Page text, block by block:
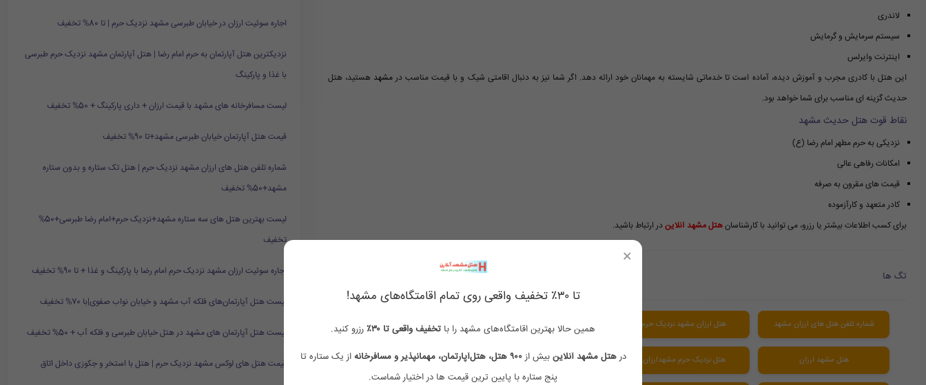
لاندری
سیستم سرمایش و گرمایش
اینترنت وایرلس
این هتل با کادری مجرب و آموزش دیده، آماده است تا خدماتی شایسته به مهمانان خود ارائه دهد. اگر شما نیز به دنبال اقامتی شیک و با قیمت مناسب درمشهد هستید، هتل
حدیث گزینه ای مناسب برای شما خواهد بود.
نقاط قوت هتل حدیث مشهد
نزدیکی به حرم مطهر امام رضا (ع)
امکانات رفاهی عالی
قیمت های مقرون به صرفه
کادر متعهد و کارآزموده
برای کسب اطلاعات بیشتر یا رزرو، می توانید با کارشناسانهتل مشهد آنلایندر ارتباط باشید.
تگ ها
شماره تلفن هتل های ارزان مشهد هتل ارزان مشهد نزدیک حرم هتل بدون ستاره مشهد هتل تک ستاره مشهد
هتل مشهد ارزان هتل نزدیک حرم مشهدارزان هتل های ارزان مشهد رزرو هتل مشهد نزدیک حرم
اجاره سوئیت ارزان در خیابان طبرسی مشهد نزدیک حرم | تا 80% تخفیف
نزدیکترین هتل آپارتمان به حرم امام رضا | هتل آپارتمان مشهد نزدیک حرم طبرسی
با غذا و پارکینگ
لیست مسافرخانه های مشهد با قیمت ارزان + داری پارکینگ + 50% تخفیف
قیمت هتل آپارتمان خیابان طبرسی مشهد+تا 90% تخفیف
شماره تلفن هتل های ارزان مشهد نزدیک حرم | هتل تک ستاره و بدون ستاره
مشهد+50% تخفیف
لیست بهترین هتل های سه ستاره مشهد+نزدیک حرم+امام رضا طبرسی+50%
تخفیف
اجاره سوئیت ارزان مشهد نزدیک حرم امام رضا با پارکینگ و غذا + تا 90% تخفیف
لیست هتل آپارتمان‌های فلکه آب مشهد و خیابان نواب صفوی|با 70% تخفیف
لیست هتل آپارتمان های مشهد در هتل خیابان طبرسی و فلکه آب + 50% تخفیف
قیمت هتل های لوکس مشهد نزدیک حرم | هتل با استخر و جکوزی داخل اتاق
×
تا ۳۰٪ تخفیف واقعی روی تمام اقامتگاه‌های مشهد!
همین حالا بهترین اقامتگاه‌های مشهد را با تخفیف واقعی تا ۳۰٪
رزرو کنید.
درهتل مشهد آنلاین بیش از۹۰۰ هتل، هتل‌آپارتمان، مهمانپذیر و مسافرخانه
از یک ستاره تا
پنج ستاره با پایین ترین قیمت ها در اختیار شماست.